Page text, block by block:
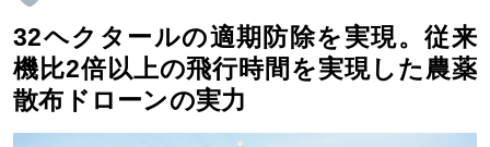
32ヘクタールの適期防除を実現。従来
機比2倍以上の飛行時間を実現した農薬
散布ドローンの実力